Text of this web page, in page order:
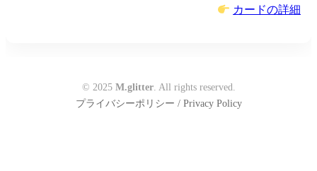
カードの詳細
© 2025 M.glitter. All rights reserved.
プライバシーポリシー / Privacy Policy